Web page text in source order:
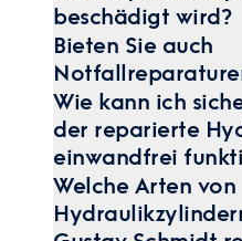
beschädigt wird?
Regelmäßige Wartung,
Bedienung und
Herstellerempfehlungen
von Schäden
ordnungsgemäße
Bedienung und lassen
Inspektionen durchführen.
Bieten Sie auch
Ja, wir bieten einen
Reparaturservice an,
kurzfristig ausführen zu
Kontaktieren Sie uns,
einen zeitnahen Termin
können.
Wie kann ich
der reparierte
einwandfrei
Nach der Reparatur
Prüfungen durch, um
der Zylinder
und alle Spezifikationen
Welche Arten von